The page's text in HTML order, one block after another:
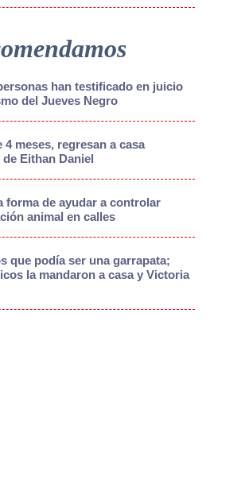
han testificado en juicio
del Jueves Negro
4 meses, regresan a casa
Eithan Daniel
forma de ayudar a controlar
animal en calles
que podía ser una garrapata;
la mandaron a casa y Victoria